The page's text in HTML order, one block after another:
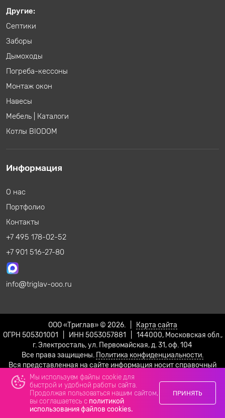
Другие:
Септики
Заборы
Дымоходы
Погреба-кессоны
Монтаж окон
Навесы
Мебель
Каталоги
Котлы BIODOM
Информация
О нас
Портфолио
Контакты
+7 495 178-02-52
+7 901 516-27-80
info triglav-ooo.ru
ООО «Триглав» © 2026. |
Карта сайта
ОГРН 505301001 | ИНН 5053057881 | 144000, Московская обл.,
г. Электросталь, ул. Первомайская, д. 31, оф. 104
Все права защищены. Политика конфиденциальности.
Вся представленная на сайте информация носит справочный
характер и не является публичной офертой!
Телефон Email
Мы используем файлы cookie для
быстрой и удобной работы сайта.
Продолжая пользоваться нашим сайтом,
вы соглашаетесь с политикой
использования файлов cookies.
ПРИНЯТЬ